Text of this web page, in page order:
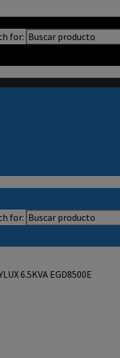
for:
for:
6.5KVA EGD8500E